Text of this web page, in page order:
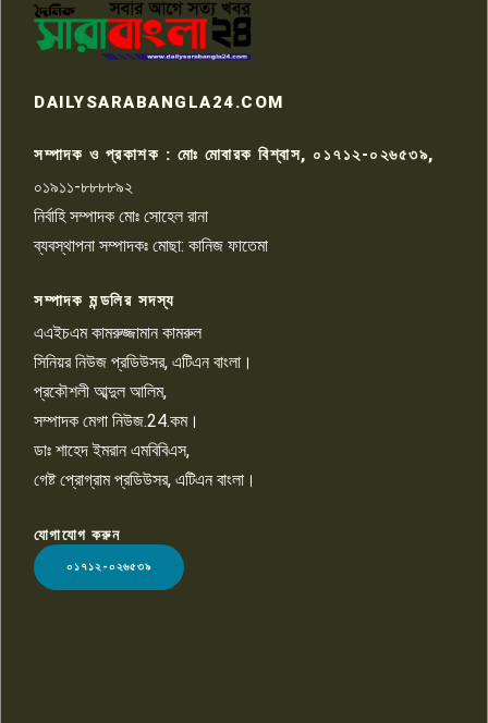
৭
কেটে ঘরে ঢুকে স্কুল শিক্ষিকাকে হত্যা
টয়লেটের ট্যাংকি থেকে লাশ উদ্ধার
রাজশাহীতে সন্ত্রাসী হামলায় গুরুতর
চাঁদাবাজি ও হয়রানির অভিযোগ
১০
LOGO
DAILYSARABANGLA24.COM
সম্পাদক ও প্রকাশক : মোঃ মোবারক বিশ্বাস, ০১৭১২-০২৬৫৩৯,
০১৯১১-৮৮৮৮৯২
নির্বাহি সম্পাদক মোঃ সোহেল রানা
ব্যবস্থাপনা সম্পাদকঃ মোছা: কানিজ ফাতেমা
সম্পাদক মন্ডলির সদস্য
এএইচএম কামরুজ্জামান কামরুল
সিনিয়র নিউজ প্রডিউসর, এটিএন বাংলা।
প্রকৌশলী আব্দুল আলিম,
সম্পাদক মেগা নিউজ.24.কম।
ডাঃ শাহেদ ইমরান এমবিবিএস,
গেষ্ট প্রোগ্রাম প্রডিউসর, এটিএন বাংলা।
যোগাযোগ করুন
০১৭১২-০২৬৫৩৯